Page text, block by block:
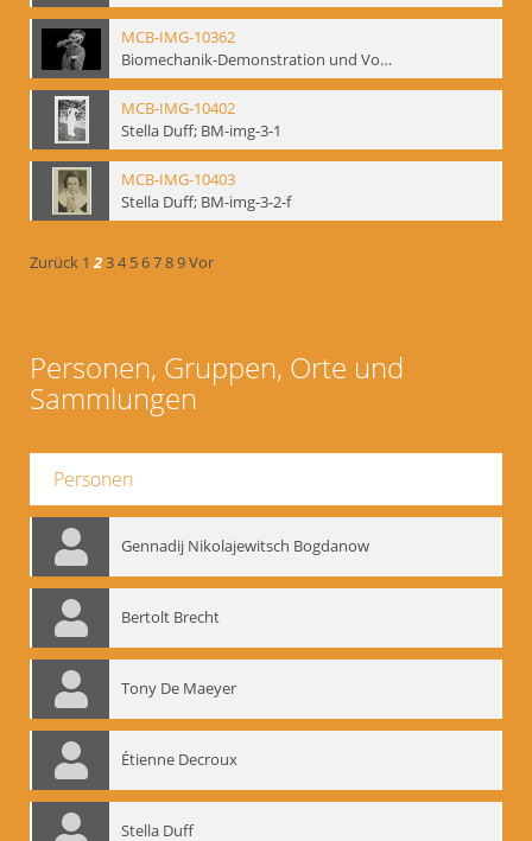
MCB-IMG-10362
Biomechanik-Demonstration und Vortrag, Berliner Ensemble, 04.10.1991
MCB-IMG-10402
Stella Duff; BM-img-3-1
MCB-IMG-10403
Stella Duff; BM-img-3-2-f
Zurück 1 234 56789Vor
Personen, Gruppen, Orte und
Sammlungen
Personen
Gennadij Nikolajewitsch Bogdanow
Bertolt Brecht
Tony De Maeyer
Étienne Decroux
Stella Duff